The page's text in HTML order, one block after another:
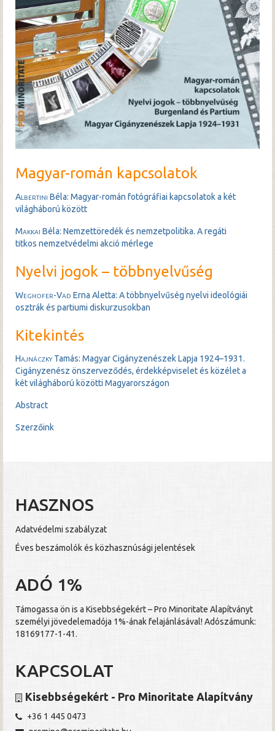
Magyar-román kapcsolatok
Albertini Béla: Magyar-román fotógráfiai kapcsolatok a két
világháború között
Makkai Béla: Nemzettöredék és nemzetpolitika. A regáti
titkos nemzetvédelmi akció mérlege
Nyelvi jogok – többnyelvűség
Weghofer-Vad Erna Aletta: A többnyelvűség nyelvi ideológiái
osztrák és partiumi diskurzusokban
Kitekintés
HajnáczkyTamás: Magyar Cigányzenészek Lapja 1924–1931.
Cigányzenész önszerveződés, érdekképviselet és közélet a
két világháború közötti Magyarországon
Abstract
Szerzőink
HASZNOS
Adatvédelmi szabályzat
Éves beszámolók és közhasznúsági jelentések
ADÓ 1%
Támogassa ön is a Kisebbségekért – Pro Minoritate Alapítványt
személyi jövedelemadója 1%-ának felajánlásával! Adószámunk:
18169177-1-41.
KAPCSOLAT
Kisebbségekért - Pro Minoritate Alapítvány
+36 1 445 0473